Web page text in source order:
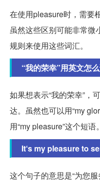
在使用pleasure时，需要
虽然这些区别可能非常微
规则来使用这些词汇。
“我的荣幸”用英文怎
如果想表示“我的荣幸”，
达。虽然也可以用“my
用“my pleasure”这个短语。
It‘s my pleasure to
这个句子的意思是“为您